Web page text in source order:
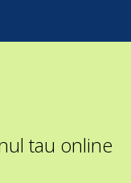
tau online